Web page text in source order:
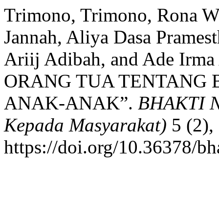
Trimono, Trimono, Rona
Jannah, Aliya Dasa
Ariij Adibah, and Ade
ORANG TUA TENTANG
ANAK-ANAK”. BHAKTI
Kepada Masyarakat) 5 (2),
https://doi.org/10.36378/